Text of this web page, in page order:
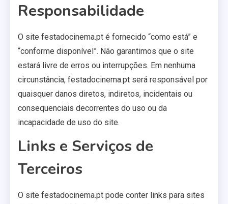
Responsabilidade
O site festadocinema.pt é fornecido “como está” e
“conforme disponível”. Não garantimos que o site
estará livre de erros ou interrupções. Em nenhuma
circunstância, festadocinema.pt será responsável por
quaisquer danos diretos, indiretos, incidentais ou
consequenciais decorrentes do uso ou da
incapacidade de uso do site.
Links e Serviços de
Terceiros
O site festadocinema.pt pode conter links para sites